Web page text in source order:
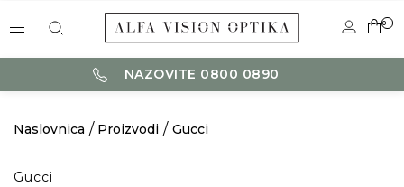
0
NAZOVITE 0800 0890
Naslovnica Proizvodi Gucci
Gucci